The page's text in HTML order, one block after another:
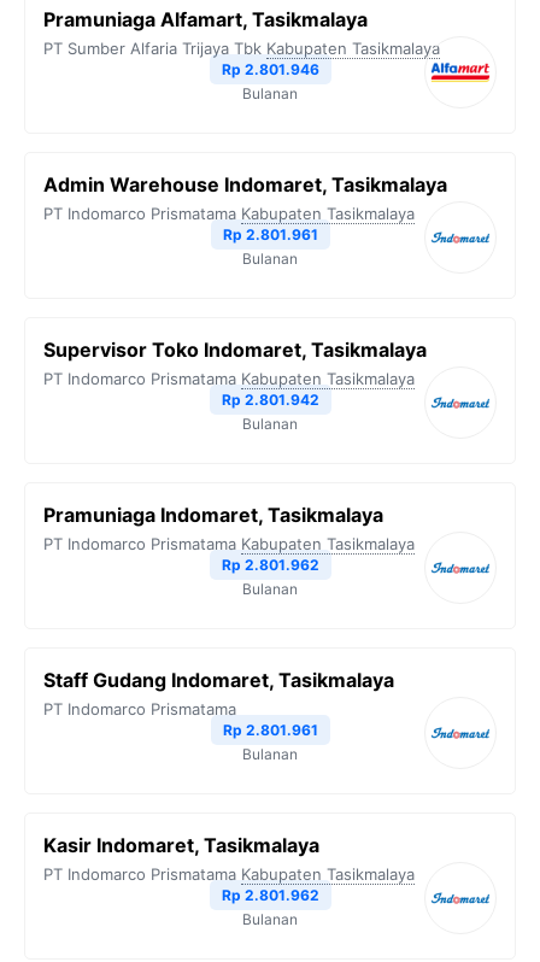
Pramuniaga Alfamart, Tasikmalaya
PT Sumber Alfaria Trijaya Tbk Kabupaten Tasikmalaya
Rp 2.801.946
Bulanan
Admin Warehouse Indomaret, Tasikmalaya
PT Indomarco Prismatama Kabupaten Tasikmalaya
Rp 2.801.961
Bulanan
Supervisor Toko Indomaret, Tasikmalaya
PT Indomarco Prismatama Kabupaten Tasikmalaya
Rp 2.801.942
Bulanan
Pramuniaga Indomaret, Tasikmalaya
PT Indomarco Prismatama Kabupaten Tasikmalaya
Rp 2.801.962
Bulanan
Staff Gudang Indomaret, Tasikmalaya
PT Indomarco Prismatama
Rp 2.801.961
Bulanan
Kasir Indomaret, Tasikmalaya
PT Indomarco Prismatama Kabupaten Tasikmalaya
Rp 2.801.962
Bulanan